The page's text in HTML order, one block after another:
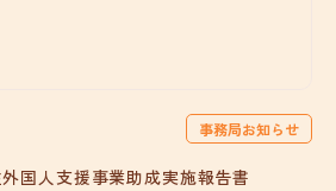
事務局お知らせ
国人支援事業助成実施報告書